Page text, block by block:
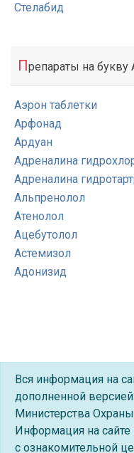
Стелабид
Препараты на букву
Аэрон таблетки
Арфонад
Ардуан
Адреналина
Адреналина
Альпренолол
Атенолол
Ацебутолол
Астемизол
Адонизид
Вся информация на
дополненной
Министерства
Информация на сайте
с ознакомительной